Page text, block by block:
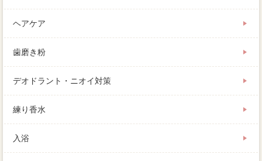
ヘアケア
歯磨き粉
デオドラント・ニオイ対策
練り香水
入浴